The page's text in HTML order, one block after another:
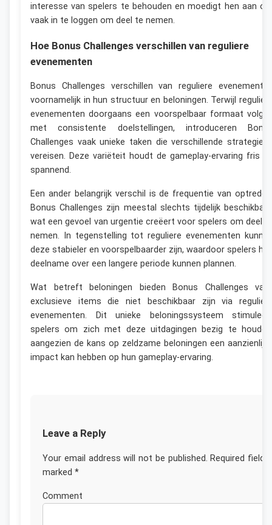
interesse van spelers te behouden en moedigt hen aan
vaak in te loggen om deel te nemen.
Hoe Bonus Challenges verschillen van reguliere
evenementen
Bonus Challenges verschillen van reguliere
voornamelijk in hun structuur en beloningen. Terwijl
evenementen doorgaans een voorspelbaar formaat
met consistente doelstellingen, introduceren
Challenges vaak unieke taken die verschillende
vereisen. Deze variëteit houdt de gameplay-ervaring fris
spannend.
Een ander belangrijk verschil is de frequentie van
Bonus Challenges zijn meestal slechts tijdelijk
wat een gevoel van urgentie creëert voor spelers om deel
nemen. In tegenstelling tot reguliere evenementen
deze stabieler en voorspelbaarder zijn, waardoor spelers
deelname over een langere periode kunnen plannen.
Wat betreft beloningen bieden Bonus Challenges
exclusieve items die niet beschikbaar zijn via
evenementen. Dit unieke beloningssysteem
spelers om zich met deze uitdagingen bezig te
aangezien de kans op zeldzame beloningen een
impact kan hebben op hun gameplay-ervaring.
Leave a Reply
Your email address will not be published. Required fields
marked *